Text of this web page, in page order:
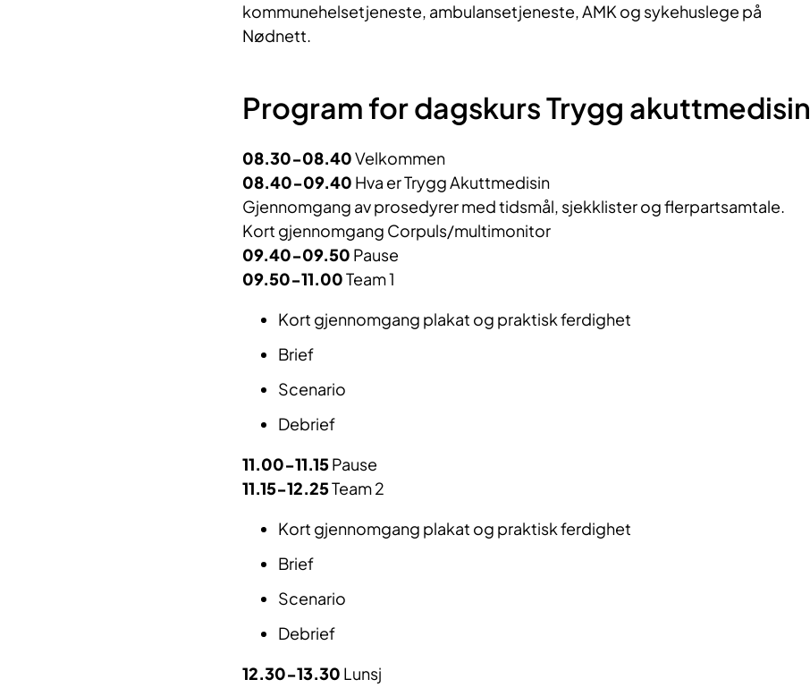
kommunehelsetjeneste, ambulansetjeneste, AMK og sykehuslege på
Nødnett.
Program for dagskurs Trygg akuttmedisin
08.30-08.40Velkommen
08.40-09.40 Hva er Trygg Akuttmedisin
Gjennomgang av prosedyrer med tidsmål, sjekklister og flerpartsamtale.
Kort gjennomgang Corpuls/multimonitor
09.40-09.50 Pause
09.50-11.00Team 1
Kort gjennomgang plakat og praktisk ferdighet
Brief
Scenario
Debrief
11.00-11.15Pause
11.15-12.25Team 2
Kort gjennomgang plakat og praktisk ferdighet
Brief
Scenario
Debrief
12.30-13.30 Lunsj